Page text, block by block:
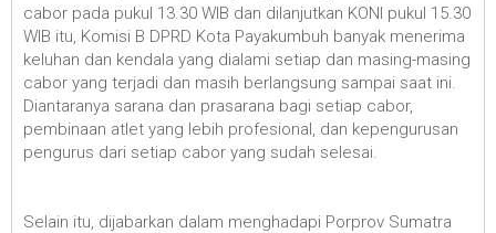
cabor pada pukul 13.30 WIB dan dilanjutkan KONI pukul 15.30
WIB itu, Komisi B DPRD Kota Payakumbuh banyak menerima
keluhan dan kendala yang dialami setiap dan masing-masing
cabor yang terjadi dan masih berlangsung sampai saat ini.
Diantaranya sarana dan prasarana bagi setiap cabor,
pembinaan atlet yang lebih profesional, dan kepengurusan
pengurus dari setiap cabor yang sudah selesai.
Selain itu, dijabarkan dalam menghadapi Porprov Sumatra